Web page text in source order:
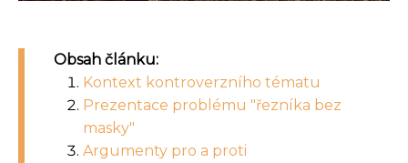
Obsah článku:
Kontext kontroverzního tématu
Prezentace problému "řezníka bez
masky"
Argumenty pro a proti